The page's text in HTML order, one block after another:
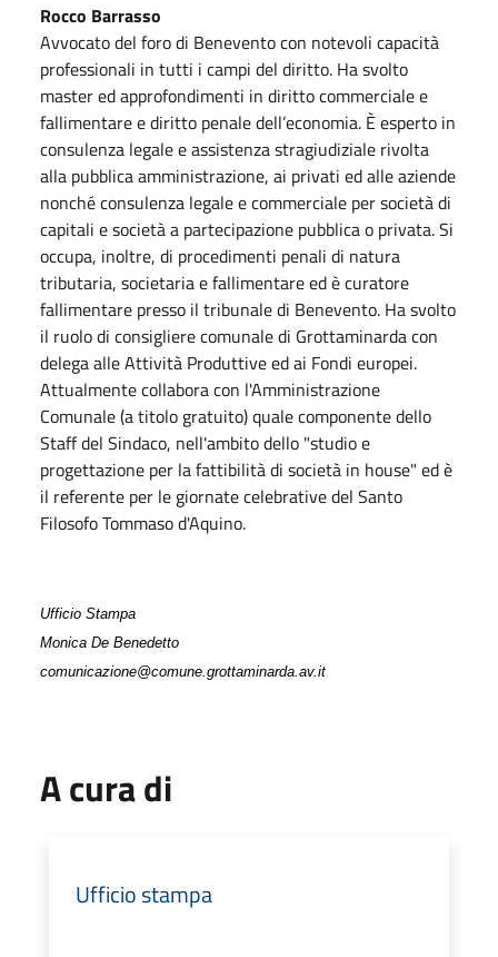
Rocco Barrasso
Avvocato del foro di Benevento con notevoli capacità
professionali in tutti i campi del diritto. Ha svolto
master ed approfondimenti in diritto commerciale e
fallimentare e diritto penale dell’economia. È esperto in
consulenza legale e assistenza stragiudiziale rivolta
alla pubblica amministrazione, ai privati ed alle aziende
nonché consulenza legale e commerciale per società di
capitali e società a partecipazione pubblica o privata. Si
occupa, inoltre, di procedimenti penali di natura
tributaria, societaria e fallimentare ed è curatore
fallimentare presso il tribunale di Benevento. Ha svolto
il ruolo di consigliere comunale di Grottaminarda con
delega alle Attività Produttive ed ai Fondi europei.
Attualmente collabora con l'Amministrazione
Comunale (a titolo gratuito) quale componente dello
Staff del Sindaco, nell'ambito dello "studio e
progettazione per la fattibilità di società in house" ed è
il referente per le giornate celebrative del Santo
Filosofo Tommaso d'Aquino.
Ufficio Stampa
Monica De Benedetto
comunicazione@comune.grottaminarda.av.it
A cura di
Ufficio stampa